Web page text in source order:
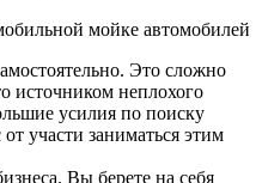
мойке автомобилей
Это сложно
источником неплохого
усилия по поиску
участи заниматься этим
Вы берете на себя